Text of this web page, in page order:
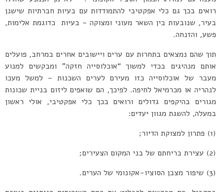
רואים בכך גם כלי אפקטיבי להתמודדות עם בעיות חברתיות שישנן
בעיר, שנובעות בין השאר מעוני ומצוקה – בעיות כדוגמת אלימות,
פשע, והזנחה.
תוך שהם נמצאים בתחרות עם ערים ויישובים אחרים במרחב, פועלים
אותם מנהיגים בכדי למשוך “אוכלוסייה חזקה” ומבקשים למנוע
מעבר של אוכלוסייה כזו מעירם לערים השכנות – למשל מעכו
לנהריה או מכרמיאל לחיפה. לפיכך, הם שואפים ליזום בניית שכונות
מגורים בהיקפים גדולים ורואים בכך כלי אפקטיבי, אולי ראשון
במעלה, להשגת מגוון יעדים:
(1) פתרון למצוקת הדיור;
(2) עצירת בריחתם של בני המקום הצעירים;
(3) שיפור מצבן הסוציו-אקונומי של הערים.